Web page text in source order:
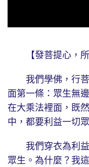
【發菩提心，所
我們學佛，行菩
面第一條：眾生無
在大乘法裡面，既
中，都要利益一切
我們穿衣為利益
眾生。為什麼？我